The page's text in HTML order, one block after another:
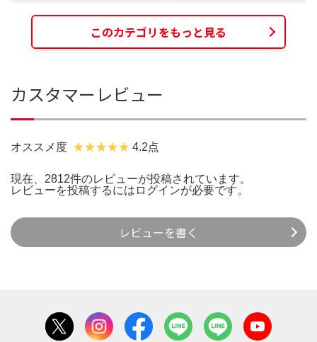
このカテゴリをもっと見る
カスタマーレビュー
オススメ度 4.2点
現在、2812件のレビューが投稿されています。
レビューを投稿するには ログインが必要です。
レビューを書く